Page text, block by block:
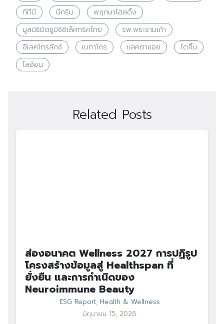
ทีทีบี
บีกริม
พฤกษาโฮลดิ้ง
มูลนิธิมิตซูบิชิอิเล็คทริคไทย
รพ.พระรามเก้า
อีเลคโทรลักซ์
เบทาโกร แลคตาซอย
ไดกิ้น
ไลอ้อน
Related Posts
ส่องอนาคต Wellness 2027 การปฏิรูป
โครงสร้างข้อมูลสู่ Healthspan ที่
ยั่งยืน และการกำเนิดของ
Neuroimmune Beauty
ESG Report, Health & Wellness
มิถุนายน 15, 2026